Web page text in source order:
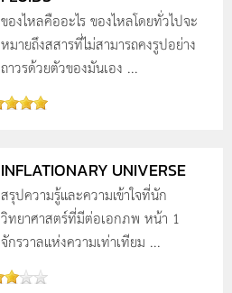
ของไหลคืออะไร ของไหลโดยทั่วไปจะ
หมายถึงสสารที่ไม่สามารถคงรูปอย่าง
ถาวรด้วยตัวของมันเอง ...
INFLATIONARY UNIVERSE
สรุปความรู้และความเข้าใจที่นัก
วิทยาศาสตร์ที่มีต่อเอกภพ หน้า 1
จักรวาลแห่งความเท่าเทียม ...